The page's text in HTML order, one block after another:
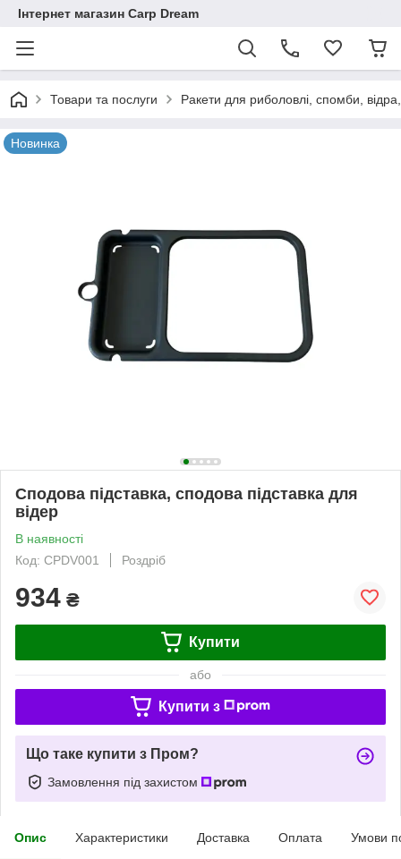
Інтернет магазин Carp Dream
Товари та послуги Ракети для риболовлі, спомби,
Новинка
Сподова підставка, сподова підставка для
відер
В наявності
Код: CPDV001
Роздріб
934 ₴
Купити
або
Купити з
Що таке купити з Пром?
Замовлення під захистом
Опис Характеристики Доставка Оплата Умови